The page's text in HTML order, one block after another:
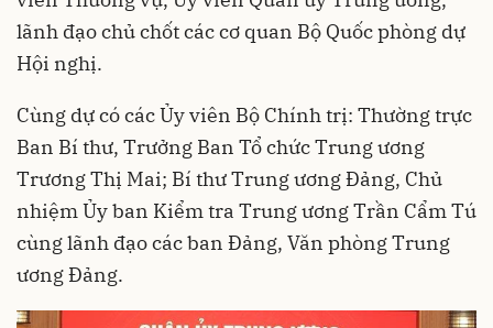
lãnh đạo chủ chốt các cơ quan Bộ Quốc phòng dự
Hội nghị.
Cùng dự có các Ủy viên Bộ Chính trị: Thường trực
Ban Bí thư, Trưởng Ban Tổ chức Trung ương
Trương Thị Mai; Bí thư Trung ương Đảng, Chủ
nhiệm Ủy ban Kiểm tra Trung ương Trần Cẩm Tú
cùng lãnh đạo các ban Đảng, Văn phòng Trung
ương Đảng.